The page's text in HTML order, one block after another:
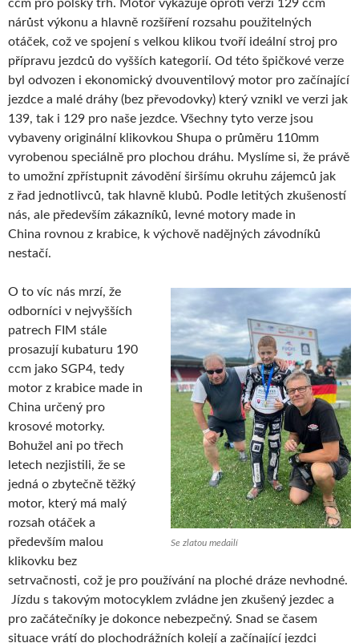
ccm pro polský trh. Motor vykazuje oproti verzi 129 ccm
nárůst výkonu a hlavně rozšíření rozsahu použitelných
otáček, což ve spojení s velkou klikou tvoří ideální stroj pro
přípravu jezdců do vyšších kategorií. Od této špičkové verze
byl odvozen i ekonomický dvouventilový motor pro začínající
jezdce a malé dráhy (bez převodovky) který vznikl ve verzi jak
139, tak i 129 pro naše jezdce. Všechny tyto verze jsou
vybaveny originální klikovkou Shupa o průměru 110mm
vyrobenou speciálně pro plochou dráhu. Myslíme si, že právě
to umožní zpřístupnit závodění širšímu okruhu zájemců jak
z řad jednotlivců, tak hlavně klubů. Podle letitých zkušeností
nás, ale především zákazníků, levné motory made in
China rovnou z krabice, k výchově nadějných závodníků
nestačí.
Se zlatou medailí
O to víc nás mrzí, že
odborníci v nejvyšších
patrech FIM stále
prosazují kubaturu 190
ccm jako SGP4, tedy
motor z krabice made in
China určený pro
krosové motorky.
Bohužel ani po třech
letech nezjistili, že se
jedná o zbytečně těžký
motor, který má malý
rozsah otáček a
především malou
klikovku bez
setrvačnosti, což je pro používání na ploché dráze nevhodné.
Jízdu s takovým motocyklem zvládne jen zkušený jezdec a
pro začátečníky je dokonce nebezpečný. Snad se časem
situace vrátí do plochodrážních kolejí a začínající jezdci